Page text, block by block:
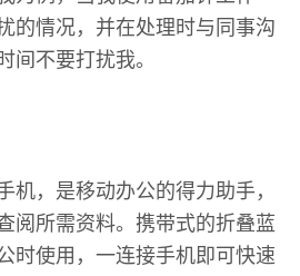
的情况，并在处理时与同事沟
间不要打扰我。
机，是移动办公的得力助手，
阅所需资料。携带式的折叠蓝
时使用，一连接手机即可快速